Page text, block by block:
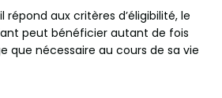
répond aux critères d’éligibilité, le
peut bénéficier autant de fois
que nécessaire au cours de sa vie